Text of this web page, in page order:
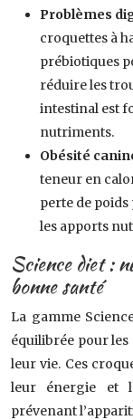
Problèmes
croquettes à
prébiotiques
réduire les
intestinal est
nutriments.
Obésité
teneur en
perte de
les apports
Science diet :
bonne santé
La gamme
équilibrée pour les
leur vie. Ces
leur énergie et
prévenant